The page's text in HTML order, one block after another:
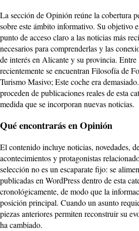
La sección de Opinión reúne la cobertura
sobre este ámbito informativo. Su objetivo
punto de acceso claro a las noticias más
necesarios para comprenderlas y las
de interés en Alicante y su provincia. Entre
recientemente se encuentran Filosofía de
Turismo Masivo; Este coche era
proceden de publicaciones reales de esta
medida que se incorporan nuevas noticias.
Qué encontrarás en Opinión
El contenido incluye noticias, novedades,
acontecimientos y protagonistas
selección no es un escaparate fijo: se
publicadas en WordPress dentro de esta
cronológicamente, de modo que la
posición principal. Cuando un asunto
piezas anteriores permiten reconstruir su
ha cambiado.